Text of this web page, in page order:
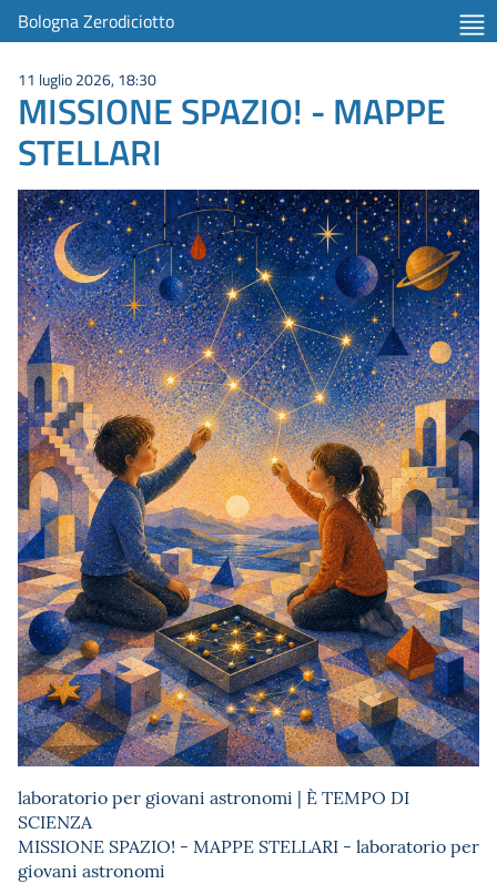
Bologna Zerodiciotto
11 luglio 2026, 18:30
MISSIONE SPAZIO! - MAPPE
STELLARI
laboratorio per giovani astronomi | È TEMPO DI
SCIENZA
MISSIONE SPAZIO! - MAPPE STELLARI - laboratorio per
giovani astronomi